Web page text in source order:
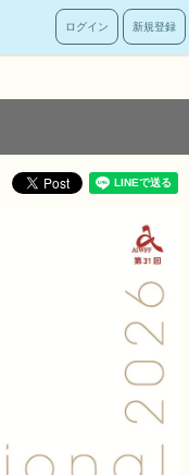
ログイン 新規登録